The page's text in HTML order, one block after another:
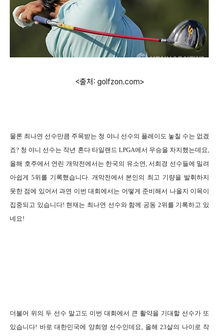
<출처: golfzon.com>
물론 최나연 선수만큼 주목받는 청 야니 선수의 플레이도 놓칠 수는 없겠
죠? 청 야니 선수는 작년 혼다 타일랜드 LPGA에서 우승을 차지했는데요,
올해 호주에서 연린 개막전에서는 한국의 유소연, 서희경 선수들에 밀려
아쉽게 5위를 기록했습니다. 개막전에서 본인의 최고 기량을 발휘하지
못한 점에 있어서 과연 이번 대회에서는 어떻게 준비해서 나올지 이목이
집중되고 있습니다! 현재는 최나연 선수와 함께 공동 2위를 기록하고 있
네요!
더불어 위의 두 선수 말고도 이번 대회에서 큰 활약을 기대할 선수가 또
있습니다! 바로 대한민국에 양희영 선수인데요, 올해 23살의 나이로 작